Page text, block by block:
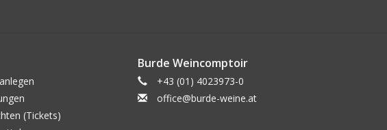
(Tickets)
Burde Weincomptoir
+43 (01) 4023973-0
office@burde-weine.at